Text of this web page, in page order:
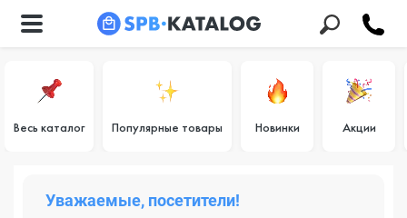
Весь каталог Популярные товары Новинки Акции
Уважаемые, посетители!